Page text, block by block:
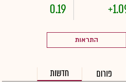
0.19
התראות
פורום חדשות